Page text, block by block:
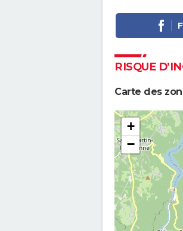
RISQUE
Carte des
+
−